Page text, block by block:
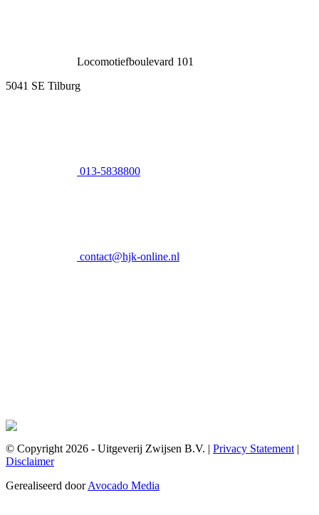
Locomotiefboulevard 101
5041 SE Tilburg
013-5838800
contact@hjk-online.nl
© Copyright 2026 - Uitgeverij Zwijsen B.V. | Privacy Statement |
Disclaimer
Gerealiseerd doorAvocado Media